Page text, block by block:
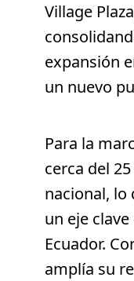
Village
expansión
un nuevo
Para la
cerca del
nacional, lo
un eje
Ecuador.
amplía su